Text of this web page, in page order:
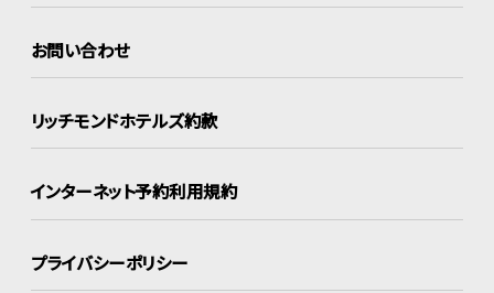
お問い合わせ
リッチモンドホテルズ約款
インターネット予約利用規約
プライバシーポリシー